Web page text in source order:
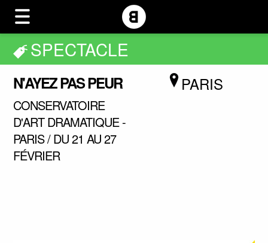
SPECTACLE
N'AYEZ PAS PEUR PARIS
CONSERVATOIRE
D'ART DRAMATIQUE -
PARIS / DU 21 AU 27
FÉVRIER